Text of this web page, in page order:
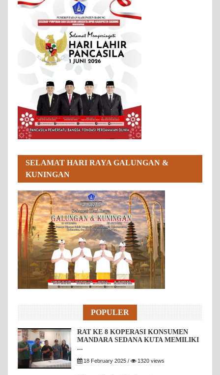
SELAMAT HARI RAYA GALUNGAN &
KUNINGAN
POPULER
RAT KE 8 KOPERASI KONSUMEN
MANDARA SEDANA KUTA MEMILIKI
...
18 February 2025 / 1320 views